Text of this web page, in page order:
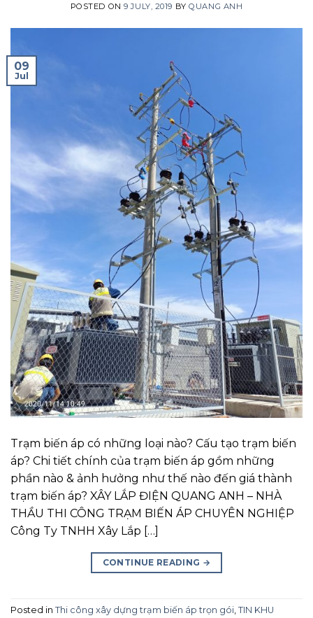
POSTED ON9 JULY, 2019 BYQUANG ANH
09
Jul
Trạm biến áp có những loại nào? Cấu tạo trạm biến
áp? Chi tiết chính của trạm biến áp gồm những
phần nào & ảnh hưởng như thế nào đến giá thành
trạm biến áp? XÂY LẮP ĐIỆN QUANG ANH – NHÀ
THẦU THI CÔNG TRẠM BIẾN ÁP CHUYÊN NGHIỆP
Công Ty TNHH Xây Lắp […]
CONTINUE READING →
Posted in Thi công xây dựng trạm biến áp trọn gói, TIN KHU